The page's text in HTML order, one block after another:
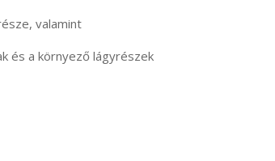
valamint
és a környező lágyrészek